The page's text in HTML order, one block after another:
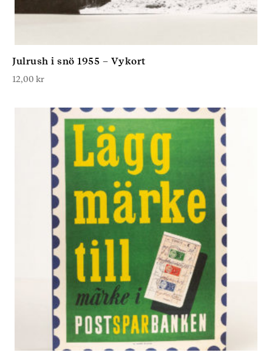
Julrush i snö 1955 – Vykort
12,00 kr